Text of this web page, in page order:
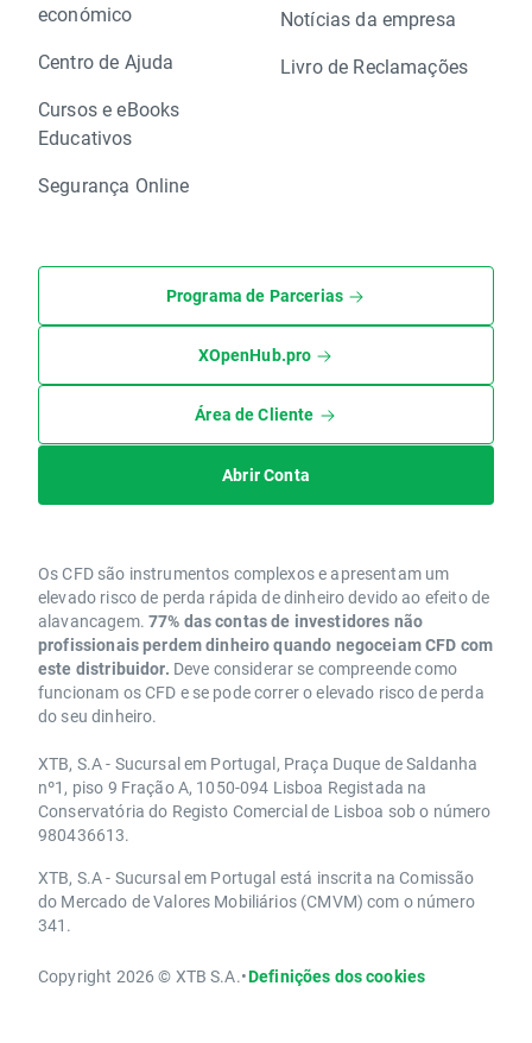
económico
Centro de Ajuda
Cursos e eBooks
Educativos
Segurança Online
Notícias da empresa
Livro de Reclamações
Programa de Parcerias
XOpenHub.pro
Área de Cliente
Abrir Conta
Os CFD são instrumentos complexos e apresentam um
elevado risco de perda rápida de dinheiro devido ao efeito de
alavancagem. 77% das contas de investidores não
profissionais perdem dinheiro quando negoceiam CFD com
este distribuidor. Deve considerar se compreende como
funcionam os CFD e se pode correr o elevado risco de perda
do seu dinheiro.
XTB, S.A - Sucursal em Portugal, Praça Duque de Saldanha
nº1, piso 9 Fração A, 1050-094 Lisboa Registada na
Conservatória do Registo Comercial de Lisboa sob o número
980436613.
XTB, S.A - Sucursal em Portugal está inscrita na Comissão
do Mercado de Valores Mobiliários (CMVM) com o número
341.
Copyright 2026 © XTB S.A.•Definições dos cookies